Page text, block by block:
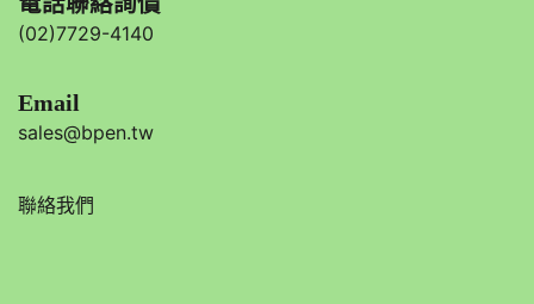
(02)7729-4140
Email
sales@bpen.tw
聯絡我們